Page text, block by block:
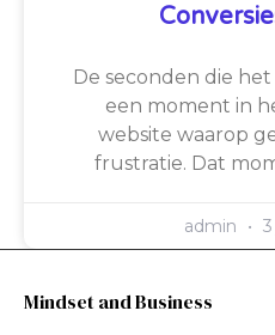
De seconden die
een moment in
website waarop
frustratie. Dat
admin
Mindset and Business